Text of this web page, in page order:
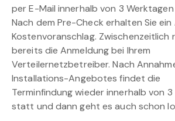
per E-Mail innerhalb von 3
Nach dem Pre-Check erhalten Sie
Kostenvoranschlag. Zwischenzeitlich
bereits die Anmeldung bei Ihrem
Verteilernetzbetreiber. Nach
Installations-Angebotes findet die
Terminfindung wieder innerhalb von 3
statt und dann geht es auch schon